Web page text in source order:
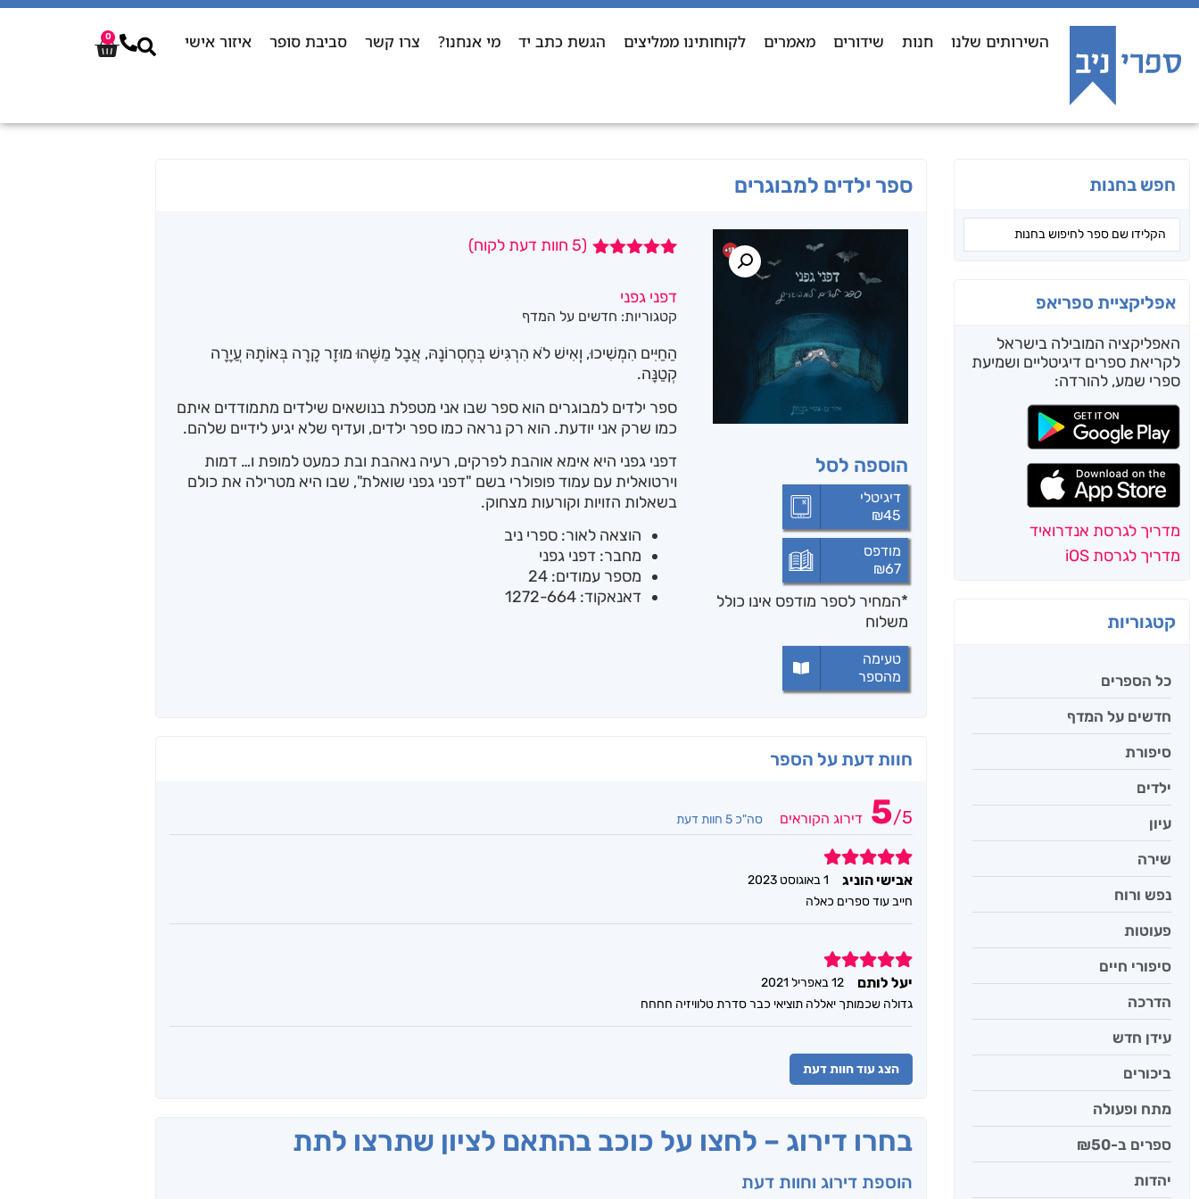
השירותים שלנו חנות שידורים מאמרים לקוחותינו ממליצים הגשת כתב יד מי אנחנו? צרו קשר סביבת סופר איזור אישי 0
חפש בחנות
אפליקציית ספריאפ
האפליקציה המובילה בישראל
לקריאת ספרים דיגיטליים ושמיעת
ספרי שמע, להורדה:
מדריך לגרסת אנדרואיד
מדריך לגרסת iOS
קטגוריות
כל הספרים
חדשים על המדף
סיפורת
ילדים
עיון
שירה
נפש ורוח
פעוטות
סיפורי חיים
הדרכה
עידן חדש
ביכורים
מתח ופעולה
ספרים ב-₪50
יהדות
ספר ילדים למבוגרים
הוספה לסל
דיגיטלי
₪45
מודפס
₪67
*המחיר לספר מודפס אינו כולל
משלוח
טעימה
מהספר
מבוסס על
דירוגים של
(
5 חוות דעת לקוח)
דפני גפני
קטגוריות: חדשים על המדף
הַחַיִּים הִמְשִׁיכוּ, וְְאִישׁ לֹא הִרְגִּישׁ בְּחֶסְרוֹנָהּ, אֲבָל מַשֶּׁהוּ מוּזָר קָרָה בְּאוֹתָהּ עֲיָרָה
קְטַנָּה.
ספר ילדים למבוגרים הוא ספר שבו אני מטפלת בנושאים שילדים מתמודדים איתם
כמו שרק אני יודעת. הוא רק נראה כמו ספר ילדים, ועדיף שלא יגיע לידיים שלהם.
דפני גפני היא אימא אוהבת לפרקים, רעיה נאהבת ובת כמעט למופת ו… דמות
וירטואלית עם עמוד פופולרי בשם "דפני גפני שואלת", שבו היא מטרילה את כולם
בשאלות הזויות וקורעות מצחוק.
הוצאה לאור: ספרי ניב
מחבר: דפני גפני
מספר עמודים: 24
דאנאקוד: 1272-664
חוות דעת על הספר
5/5 דירוג הקוראים סה"כ 5 חוות דעת
5
אבישי הוניג
1 באוגוסט 2023
חייב עוד ספרים כאלה
5
יעל לותם
12 באפריל 2021
גדולה שכמותך יאללה תוציאי כבר סדרת טלוויזיה חחחח
הצג עוד חוות דעת
בחרו דירוג – לחצו על כוכב בהתאם לציון שתרצו לתת
הוספת דירוג וחוות דעת